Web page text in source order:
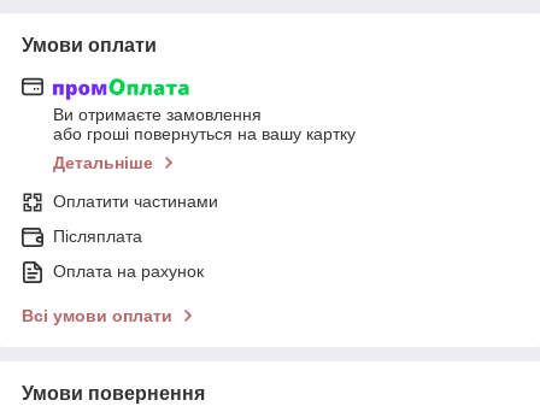
Умови оплати
Ви отримаєте замовлення
або гроші повернуться на вашу картку
Детальніше
Оплатити частинами
Післяплата
Оплата на рахунок
Всі умови оплати
Умови повернення